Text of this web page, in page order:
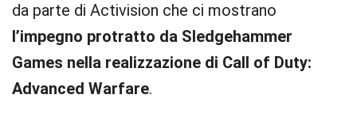
da parte di Activision che ci mostrano
l’impegno protratto da Sledgehammer
Games nella realizzazione di Call of Duty:
Advanced Warfare.